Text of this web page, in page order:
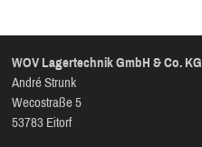
WOV Lagertechnik GmbH & Co. KG
André Strunk
Wecostraße 5
53783 Eitorf